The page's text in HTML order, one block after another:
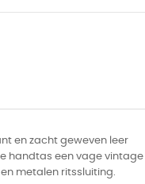
en zacht geweven leer
handtas een vage vintage
metalen ritssluiting.